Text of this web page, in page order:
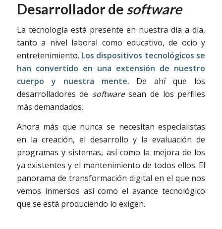
Desarrollador de software
La tecnología está presente en nuestra día a día,
tanto a nivel laboral como educativo, de ocio y
entretenimiento. Los dispositivos tecnológicos se
han convertido en una extensión de nuestro
cuerpo y nuestra mente. De ahí que los
desarrolladores de softwaresean de los perfiles
más demandados.
Ahora más que nunca se necesitan especialistas
en la creación, el desarrollo y la evaluación de
programas y sistemas, así como la mejora de los
ya existentes y el mantenimiento de todos ellos. El
panorama de transformación digital en el que nos
vemos inmersos así como el avance tecnológico
que se está produciendo lo exigen.